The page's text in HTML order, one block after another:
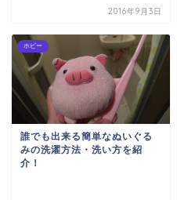
2016年9月3日
ホビー
誰でも出来る簡単なぬいぐる
みの洗濯方法・洗い方を紹
介！